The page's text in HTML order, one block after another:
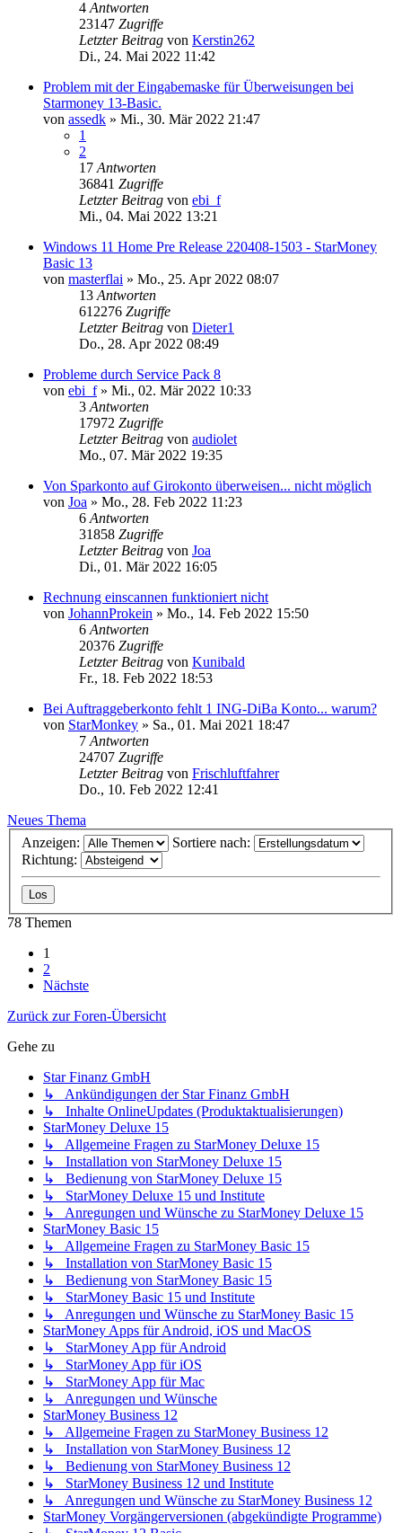
4 Antworten
23147 Zugriffe
Letzter Beitrag von Kerstin262
Di., 24. Mai 2022 11:42
Problem mit der Eingabemaske für Überweisungen bei
Starmoney 13-Basic.
von assedk » Mi., 30. Mär 2022 21:47
1
2
17 Antworten
36841 Zugriffe
Letzter Beitrag von ebi_f
Mi., 04. Mai 2022 13:21
Windows 11 Home Pre Release 220408-1503 - StarMoney
Basic 13
von masterflai » Mo., 25. Apr 2022 08:07
13 Antworten
612276 Zugriffe
Letzter Beitrag von Dieter1
Do., 28. Apr 2022 08:49
Probleme durch Service Pack 8
von ebi_f» Mi., 02. Mär 2022 10:33
3 Antworten
17972 Zugriffe
Letzter Beitrag von audiolet
Mo., 07. Mär 2022 19:35
Von Sparkonto auf Girokonto überweisen... nicht möglich
von Joa » Mo., 28. Feb 2022 11:23
6 Antworten
31858 Zugriffe
Letzter Beitrag von Joa
Di., 01. Mär 2022 16:05
Rechnung einscannen funktioniert nicht
von JohannProkein » Mo., 14. Feb 2022 15:50
6 Antworten
20376 Zugriffe
Letzter Beitrag von Kunibald
Fr., 18. Feb 2022 18:53
Bei Auftraggeberkonto fehlt 1 ING-DiBa Konto... warum?
von StarMonkey » Sa., 01. Mai 2021 18:47
7 Antworten
24707 Zugriffe
Letzter Beitrag von Frischluftfahrer
Do., 10. Feb 2022 12:41
Neues Thema
Anzeigen:
Sortiere nach:
Richtung:
78 Themen
1
2
Nächste
Zurück zur Foren-Übersicht
Gehe zu
Star Finanz GmbH
↳ Ankündigungen der Star Finanz GmbH
↳ Inhalte OnlineUpdates (Produktaktualisierungen)
StarMoney Deluxe 15
↳ Allgemeine Fragen zu StarMoney Deluxe 15
↳ Installation von StarMoney Deluxe 15
↳ Bedienung von StarMoney Deluxe 15
↳ StarMoney Deluxe 15 und Institute
↳ Anregungen und Wünsche zu StarMoney Deluxe 15
StarMoney Basic 15
↳ Allgemeine Fragen zu StarMoney Basic 15
↳ Installation von StarMoney Basic 15
↳ Bedienung von StarMoney Basic 15
↳ StarMoney Basic 15 und Institute
↳ Anregungen und Wünsche zu StarMoney Basic 15
StarMoney Apps für Android, iOS und MacOS
↳ StarMoney App für Android
↳ StarMoney App für iOS
↳ StarMoney App für Mac
↳ Anregungen und Wünsche
StarMoney Business 12
↳ Allgemeine Fragen zu StarMoney Business 12
↳ Installation von StarMoney Business 12
↳ Bedienung von StarMoney Business 12
↳ StarMoney Business 12 und Institute
↳ Anregungen und Wünsche zu StarMoney Business 12
StarMoney Vorgängerversionen (abgekündigte Programme)